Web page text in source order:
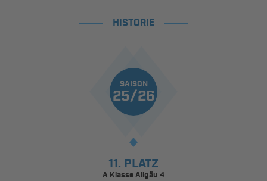
HISTORIE
SAISON
25/26
11. PLATZ
A Klasse Allgäu 4